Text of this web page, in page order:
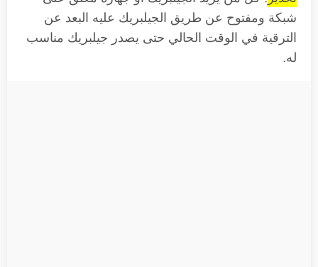
شبكة ومفتوح عن طريق الجيلبريك عليه البعد عن
الترقية في الوقت الحالي حتى يصدر جيلبريك مناسب
له.